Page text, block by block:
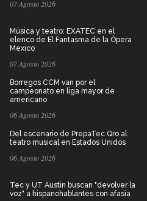
07 Agosto 2026
Música y teatro: EXATEC en el
elenco de El Fantasma de la Ópera
Mexico
07 Agosto 2026
Borregos CCM van por el
campeonato en liga mayor de
americano
06 Agosto 2026
Del escenario de PrepaTec Qro al
teatro musical en Estados Unidos
06 Agosto 2026
Tec y UT Austin buscan "devolver la
voz" a hispanohablantes con afasia